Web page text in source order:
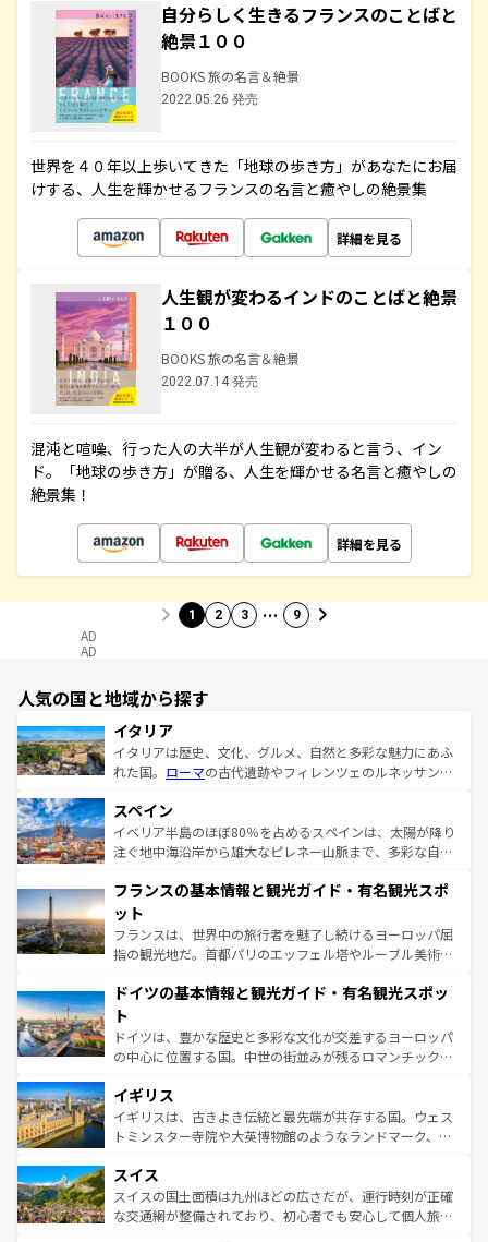
自分らしく生きるフランスのことばと
絶景１００
BOOKS 旅の名言＆絶景
2022.05.26 発売
世界を４０年以上歩いてきた「地球の歩き方」があなたにお届
けする、人生を輝かせるフランスの名言と癒やしの絶景集
詳細を見る
人生観が変わるインドのことばと絶景
１００
BOOKS 旅の名言＆絶景
2022.07.14 発売
混沌と喧噪、行った人の大半が人生観が変わると言う、イン
ド。「地球の歩き方」が贈る、人生を輝かせる名言と癒やしの
絶景集！
詳細を見る
1 2 3 … 9
AD
AD
人気の国と地域から探す
イタリア
イタリアは歴史、文化、グルメ、自然と多彩な魅力にあふ
れた国。 ローマの古代遺跡やフィレンツェのルネッサンス
ろん、トスカーナの美しい田園風景やアマルフィ海岸の絶
景など、自然景観も見逃せない。観光の合間には、本場の
ピザやパスタなど、絶品のイタリア料理を堪能することも
ませてくれるイタリアで、忘れられない旅をしてみよう！
なお、新着のイタリア情報は
しい。
スペイン
イベリア半島のほぼ80％を占めるスペインは、太陽が降り
注ぐ地中海沿岸から雄大なピレネー山脈まで、多彩な自然
文化が根付くこの国では、情熱的なフラメンコ、熱気あふ
れる闘牛、そして美味しいタパスが生活の一部となってい
る。首都マドリードの洗練された雰囲気や、バルセロナの
アートに溢れた街角から、地方では古代ローマ遺跡や中世
せる。地方によって風土や気候が異なるスペインはその個
ンテンツ一覧 を参照してほしい。
フランスの基本情報と観光ガイド・有名観光スポ
ット
フランスは、世界中の旅行者を魅了し続けるヨーロッパ屈
指の観光地だ。首都パリのエッフェル塔やルーブル美術館
で、幅広い魅力が詰まっている。華麗な宮殿、歴史的な大
聖堂、美しいビーチ、そして豊かな自然が、訪れる者を心
から魅了する。また、フランスは美食の国としても知ら
れ、フランス料理はユネスコ無形文化遺産にも登録されて
香り高いラベンダー畑など、多彩な楽しみ方が可能だ。さ
らに、パリ以外の地域にも魅力が溢れており、どの街角に
も豊かな歴史と文化が息づいている。パリ以外の個性あふ
を参照してほしい。
ドイツの基本情報と観光ガイド・有名観光スポッ
ト
ドイツは、豊かな歴史と多彩な文化が交差するヨーロッパ
の中心に位置する国。中世の街並みが残るロマンチック街
顔を持つこの国は、どこを歩いても飽きることがない。ベ
ルリンの文化的活気、バイエルン州のアルプスの絶景、そ
してライン川沿いのワイン畑といった風景は必見。ビール
は、お酒好きな人にはぜひ体験してほしい。 なお、新着の
ドイツ情報はコンテンツ一覧を参照してほしい。
イギリス
イギリスは、古きよき伝統と最先端が共存する国。ウェス
トミンスター寺院や大英博物館のようなランドマーク、歴
リアごとに異なる魅力がある。また、優雅なアフタヌーン
ティー、ビール好きにはたまらない英国パブ、サッカー観
戦など、本場だからこそできる体験も豊富。イギリスを旅
スイス
スイスの国土面積は九州ほどの広さだが、運行時刻が正確
な交通網が整備されており、初心者でも安心して個人旅行